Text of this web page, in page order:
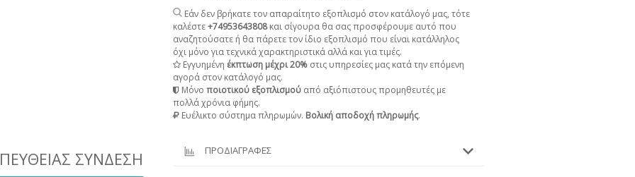
Εάν δεν βρήκατε τον απαραίτητο εξοπλισμό στον κατάλογό μας, τότε
καλέστε+74953643808και σίγουρα θα σας προσφέρουμε αυτό που
αναζητούσατε ή θα πάρετε τον ίδιο εξοπλισμό που είναι κατάλληλος
όχι μόνο για τεχνικά χαρακτηριστικά αλλά και για τιμές.
Εγγυημένη έκπτωση μέχρι 20% στις υπηρεσίες μας κατά την επόμενη
αγορά στον κατάλογό μας.
Μόνο ποιοτικού εξοπλισμού από αξιόπιστους προμηθευτές με
πολλά χρόνια φήμης.
Ευέλικτο σύστημα πληρωμών. Βολική αποδοχή πληρωμής.
ΣΎΝΔΕΣΗ ΠΡΟΔΙΑΓΡΑΦΕΣ